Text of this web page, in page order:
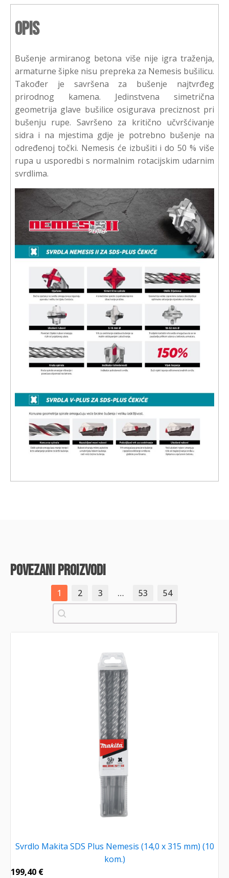
Opis
Bušenje armiranog betona više nije igra traženja,
armaturne šipke nisu prepreka za Nemesis bušilicu.
Također je savršena za bušenje najtvrđeg
prirodnog kamena. Jedinstvena simetrična
geometrija glave bušilice osigurava preciznost pri
bušenju rupe. Savršeno za kritično učvršćivanje
sidra i na mjestima gdje je potrebno bušenje na
određenoj točki. Nemesis će izbušiti i do 50 % više
rupa u usporedbi s normalnim rotacijskim udarnim
svrdlima.
povezani proizvodi
1 2 3 … 53
54
Pretraži
Svrdlo Makita SDS Plus Nemesis (14,0 x 315 mm) (10
kom.)
199,40 €